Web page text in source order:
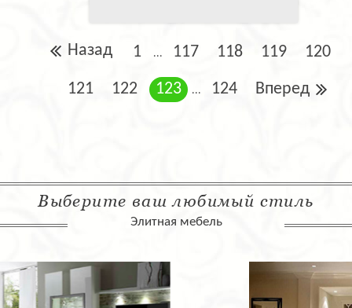
Назад 1 ... 117 118 119 120
121 122 123 ... 124 Вперед
Выберите ваш любимый стиль
Элитная мебель